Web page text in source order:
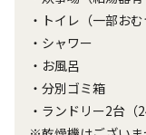
・トイレ（一部おむ
・シャワー
・お風呂
・分別ゴミ箱
・ランドリー2台（